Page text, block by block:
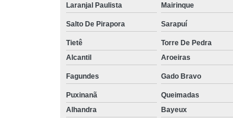
Laranjal Paulista Mairinque
Salto De Pirapora Sarapuí
Tietê Torre De Pedra
Alcantil
Aroeiras
Fagundes Gado Bravo
Puxinanã Queimadas
Alhandra
Bayeux